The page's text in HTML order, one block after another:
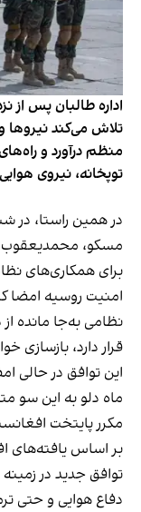
اداره طالبان پس از
تلاش می‌کند
منظم درآورد و
توپخانه، نیروی
در همین راستا،
مسکو، محمدیعقوب
برای همکاری‌های
امنیت روسیه امضا
نظامی به‌جا مانده از
قرار دارد، بازسازی
این توافق در حالی
ماه دلو به این سو
مکرر پایتخت
بر اساس یافته‌های
توافق جدید در
دفاع هوایی و حتی